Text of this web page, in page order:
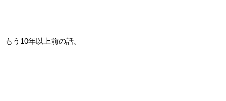
う10年以上前の話。